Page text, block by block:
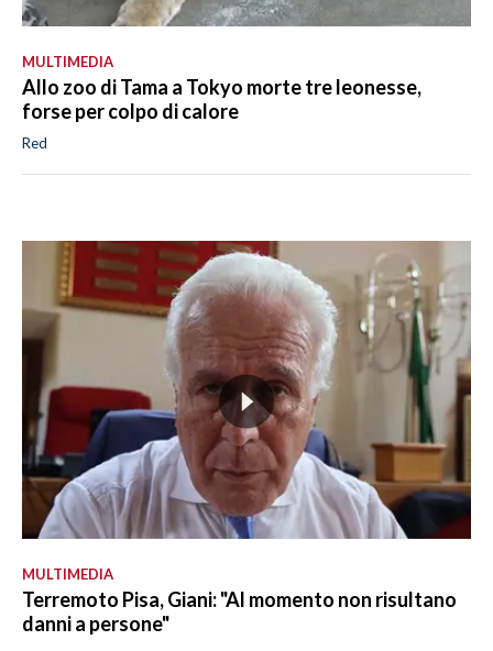
MULTIMEDIA
Allo zoo di Tama a Tokyo morte tre leonesse,
forse per colpo di calore
Red
MULTIMEDIA
Terremoto Pisa, Giani: "Al momento non risultano
danni a persone"